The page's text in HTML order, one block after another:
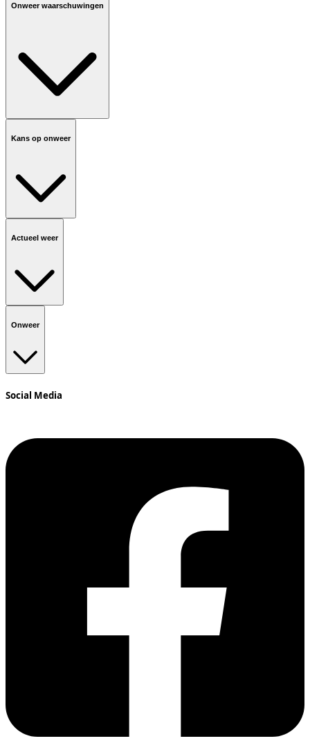
Onweer waarschuwingen
Kans op onweer
Actueel weer
Onweer
Social Media